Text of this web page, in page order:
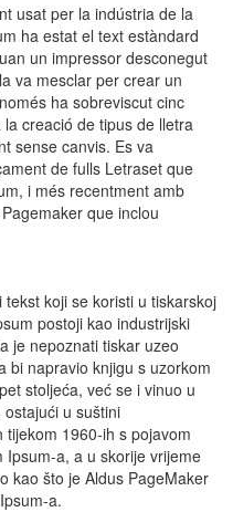
usat per la indústria de la
ha estat el text estàndard
un impressor desconegut
va mesclar per crear un
ha sobreviscut cinc
creació de tipus de lletra
sense canvis. Es va
de fulls Letraset que
i més recentment amb
que inclou
koji se koristi u tiskarskoj
postoji kao industrijski
je nepoznati tiskar uzeo
bi napravio knjigu s uzorkom
stoljeća, već se i vinuo u
u suštini
1960-ih s pojavom
Ipsum-a, a u skorije vrijeme
kao što je Aldus PageMaker
a.